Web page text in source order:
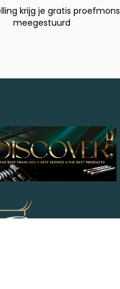
krijg je gratis
meegestuurd